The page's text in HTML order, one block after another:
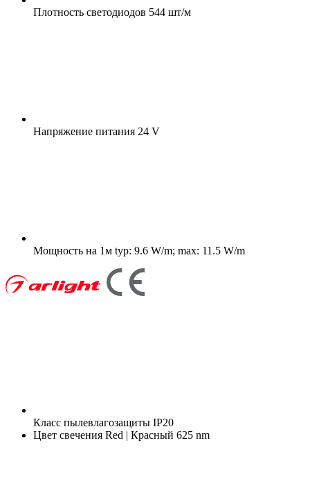
Плотность светодиодов 544 шт/м
Напряжение питания 24 V
Мощность на 1м typ: 9.6 W/m; max: 11.5 W/m
Класс пылевлагозащиты IP20
Цвет свечения Red | Красный 625 nm